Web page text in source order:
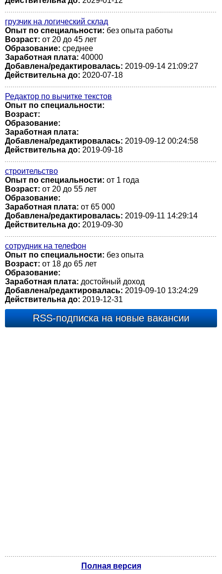
грузчик на логический склад
Опыт по специальности: без опыта работы
Возраст: от 20 до 45 лет
Образование: среднее
Заработная плата: 40000
Добавлена/редактировалась: 2019-09-14 21:09:27
Действительна до: 2020-07-18
Редактор по вычитке текстов
Опыт по специальности:
Возраст:
Образование:
Заработная плата:
Добавлена/редактировалась: 2019-09-12 00:24:58
Действительна до: 2019-09-18
строительство
Опыт по специальности: от 1 года
Возраст: от 20 до 55 лет
Образование:
Заработная плата: от 65 000
Добавлена/редактировалась: 2019-09-11 14:29:14
Действительна до: 2019-09-30
сотрудник на телефон
Опыт по специальности: без опыта
Возраст: от 18 до 65 лет
Образование:
Заработная плата: достойный доход
Добавлена/редактировалась: 2019-09-10 13:24:29
Действительна до: 2019-12-31
RSS-подписка на новые вакансии
Полная версия